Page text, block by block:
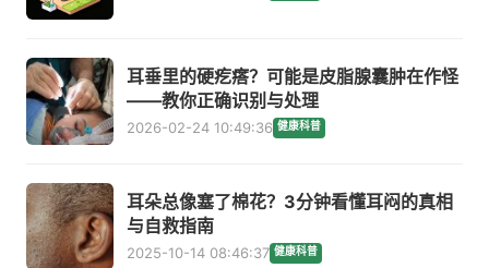
耳垂里的硬疙瘩？可能是皮脂腺囊肿在作怪
——教你正确识别与处理
2026-02-24 10:49:36 健康科普
耳朵总像塞了棉花？3分钟看懂耳闷的真相
与自救指南
2025-10-14 08:46:37 健康科普